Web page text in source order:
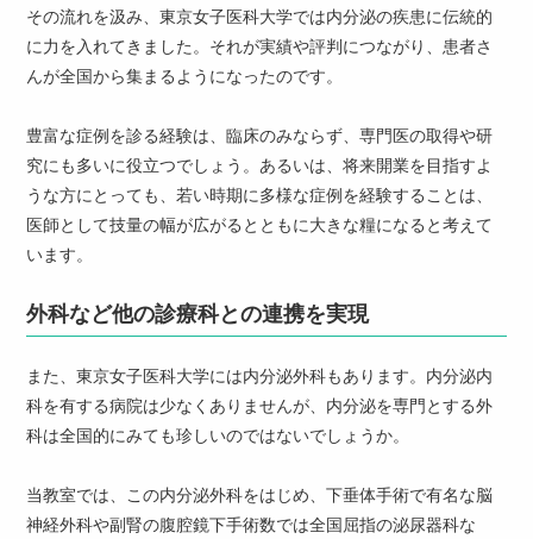
その流れを汲み、東京女子医科大学では内分泌の疾患に伝統的
に力を入れてきました。それが実績や評判につながり、患者さ
んが全国から集まるようになったのです。
豊富な症例を診る経験は、臨床のみならず、専門医の取得や研
究にも多いに役立つでしょう。あるいは、将来開業を目指すよ
うな方にとっても、若い時期に多様な症例を経験することは、
医師として技量の幅が広がるとともに大きな糧になると考えて
います。
外科など他の診療科との連携を実現
また、東京女子医科大学には内分泌外科もあります。内分泌内
科を有する病院は少なくありませんが、内分泌を専門とする外
科は全国的にみても珍しいのではないでしょうか。
当教室では、この内分泌外科をはじめ、下垂体手術で有名な脳
神経外科や副腎の腹腔鏡下手術数では全国屈指の泌尿器科な